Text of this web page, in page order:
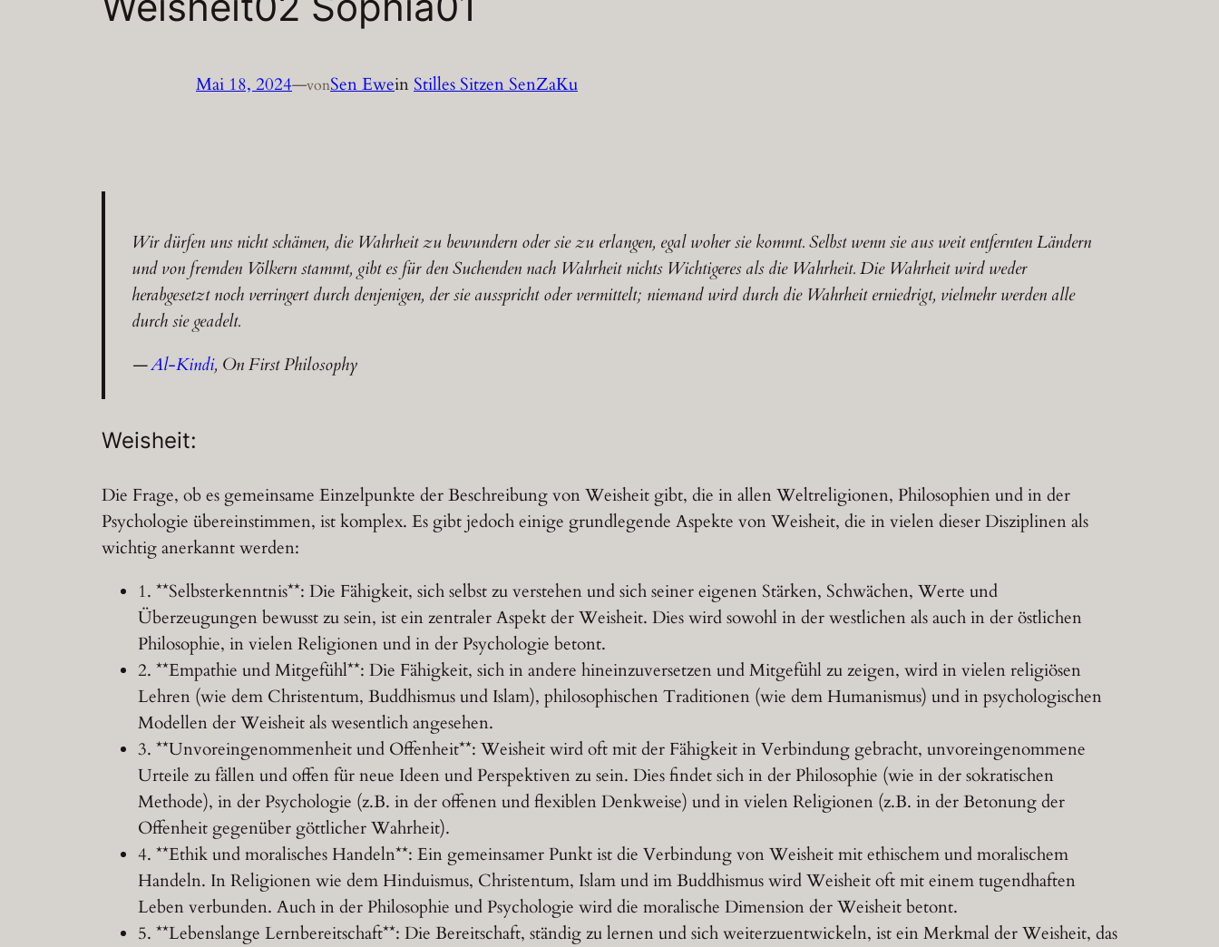
Mai 18, 2024—vonSen EweinStilles Sitzen SenZaKu
Wir dürfen uns nicht schämen, die Wahrheit zu bewundern oder sie zu erlangen, egal woher sie kommt. Selbst wenn sie aus weit entfernten Ländern
und von fremden Völkern stammt, gibt es für den Suchenden nach Wahrheit nichts Wichtigeres als die Wahrheit. Die Wahrheit wird weder
herabgesetzt noch verringert durch denjenigen, der sie ausspricht oder vermittelt; niemand wird durch die Wahrheit erniedrigt, vielmehr werden alle
durch sie geadelt.
—Al-Kindi, On First Philosophy
Weisheit:
Die Frage, ob es gemeinsame Einzelpunkte der Beschreibung von Weisheit gibt, die in allen Weltreligionen, Philosophien und in der
Psychologie übereinstimmen, ist komplex. Es gibt jedoch einige grundlegende Aspekte von Weisheit, die in vielen dieser Disziplinen als
wichtig anerkannt werden:
1. **Selbsterkenntnis**: Die Fähigkeit, sich selbst zu verstehen und sich seiner eigenen Stärken, Schwächen, Werte und
Überzeugungen bewusst zu sein, ist ein zentraler Aspekt der Weisheit. Dies wird sowohl in der westlichen als auch in der östlichen
Philosophie, in vielen Religionen und in der Psychologie betont.
2. **Empathie und Mitgefühl**: Die Fähigkeit, sich in andere hineinzuversetzen und Mitgefühl zu zeigen, wird in vielen religiösen
Lehren (wie dem Christentum, Buddhismus und Islam), philosophischen Traditionen (wie dem Humanismus) und in psychologischen
Modellen der Weisheit als wesentlich angesehen.
3. **Unvoreingenommenheit und Offenheit**: Weisheit wird oft mit der Fähigkeit in Verbindung gebracht, unvoreingenommene
Urteile zu fällen und offen für neue Ideen und Perspektiven zu sein. Dies findet sich in der Philosophie (wie in der sokratischen
Methode), in der Psychologie (z.B. in der offenen und flexiblen Denkweise) und in vielen Religionen (z.B. in der Betonung der
Offenheit gegenüber göttlicher Wahrheit).
4. **Ethik und moralisches Handeln**: Ein gemeinsamer Punkt ist die Verbindung von Weisheit mit ethischem und moralischem
Handeln. In Religionen wie dem Hinduismus, Christentum, Islam und im Buddhismus wird Weisheit oft mit einem tugendhaften
Leben verbunden. Auch in der Philosophie und Psychologie wird die moralische Dimension der Weisheit betont.
5. **Lebenslange Lernbereitschaft**: Die Bereitschaft, ständig zu lernen und sich weiterzuentwickeln, ist ein Merkmal der Weisheit, das